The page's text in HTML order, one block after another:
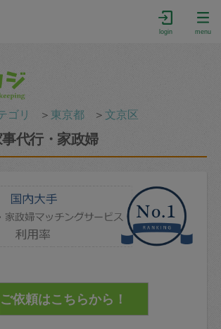
login menu
ゴリ ＞ 東京都 ＞文京区
代行・家政婦